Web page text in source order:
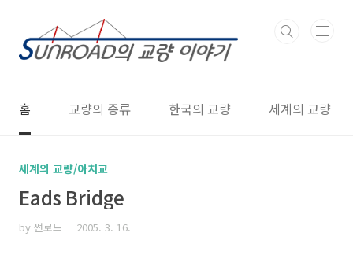
홈 교량의 종류 한국의 교량 세계의 교량
세계의 교량/아치교
Eads Bridge
by 썬로드 2005. 3. 16.